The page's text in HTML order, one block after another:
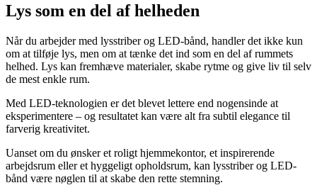
Lys som en del af helheden
Når du arbejder med lysstriber og LED-bånd, handler det ikke kun
om at tilføje lys, men om at tænke det ind som en del af rummets
helhed. Lys kan fremhæve materialer, skabe rytme og give liv til selv
de mest enkle rum.
Med LED-teknologien er det blevet lettere end nogensinde at
eksperimentere – og resultatet kan være alt fra subtil elegance til
farverig kreativitet.
Uanset om du ønsker et roligt hjemmekontor, et inspirerende
arbejdsrum eller et hyggeligt opholdsrum, kan lysstriber og LED-
bånd være nøglen til at skabe den rette stemning.